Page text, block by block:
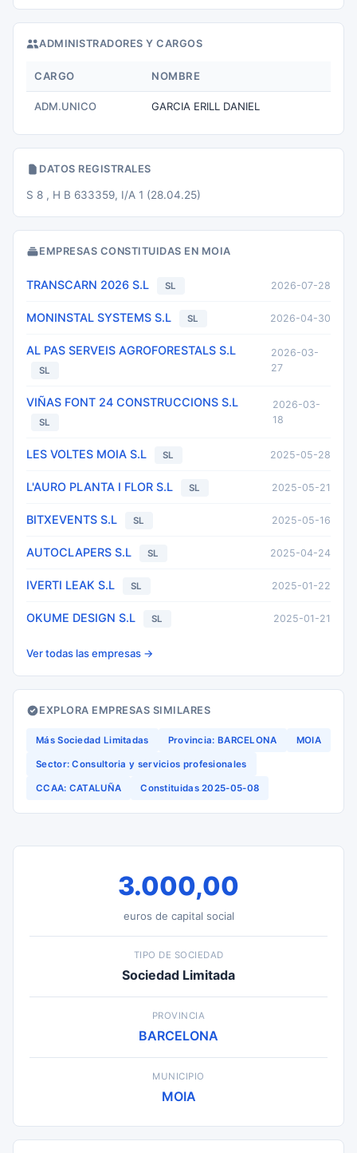
ADMINISTRADORES Y CARGOS
CARGO NOMBRE
ADM.UNICO GARCIA ERILL DANIEL
DATOS REGISTRALES
S 8 , H B 633359, I/A 1 (28.04.25)
EMPRESAS CONSTITUIDAS EN MOIA
TRANSCARN 2026 S.L SL 2026-07-28
MONINSTAL SYSTEMS S.L SL 2026-04-30
AL PAS SERVEIS AGROFORESTALS S.L
SL
2026-03-
27
VIÑAS FONT 24 CONSTRUCCIONS S.L
SL
2026-03-
18
LES VOLTES MOIA S.L SL 2025-05-28
L'AURO PLANTA I FLOR S.L SL 2025-05-21
BITXEVENTS S.L SL 2025-05-16
AUTOCLAPERS S.L SL 2025-04-24
IVERTI LEAK S.L SL 2025-01-22
OKUME DESIGN S.L SL 2025-01-21
Ver todas las empresas →
EXPLORA EMPRESAS SIMILARES
Más Sociedad Limitadas Provincia: BARCELONA MOIA
Sector: Consultoria y servicios profesionales
CCAA: CATALUÑA Constituidas 2025-05-08
3.000,00
euros de capital social
TIPO DE SOCIEDAD
Sociedad Limitada
PROVINCIA
BARCELONA
MUNICIPIO
MOIA